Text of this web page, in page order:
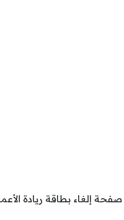
إلغاء بطاقة ريادة